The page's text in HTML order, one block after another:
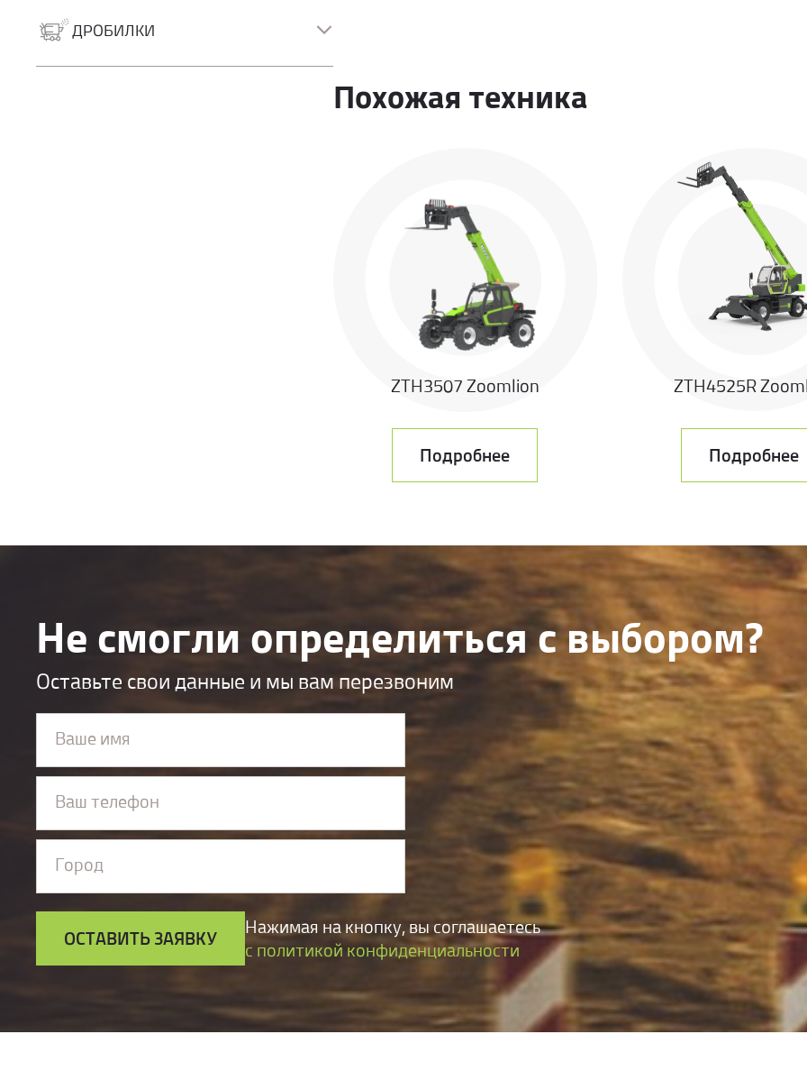
Грейферные экскаваторы
ДРОБИЛКИ
Похожая техника
ZTH3507 Zoomlion
Подробнее
ZTH4525R
Подробнее
Не смогли определиться с выбором?
Оставьте свои данные и мы вам перезвоним
Ваше имя
Ваш телефон
Город
ОСТАВИТЬ ЗАЯВКУ
Нажимая на кнопку, вы соглашаетесь
с политикой конфиденциальности